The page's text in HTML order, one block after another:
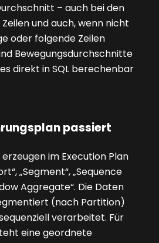
– auch bei den
und auch, wenn nicht
oder folgende Zeilen
Bewegungsdurchschnitte
direkt in SQL berechenbar
passiert
im Execution Plan
„Segment“, „Sequence
Aggregate“. Die Daten
(nach Partition)
verarbeitet. Für
eine geordnete